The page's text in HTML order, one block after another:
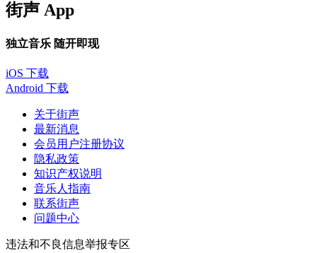
街声 App
独立音乐 随开即现
iOS 下载
Android 下载
关于街声
最新消息
会员用户注册协议
隐私政策
知识产权说明
音乐人指南
联系街声
问题中心
违法和不良信息举报专区